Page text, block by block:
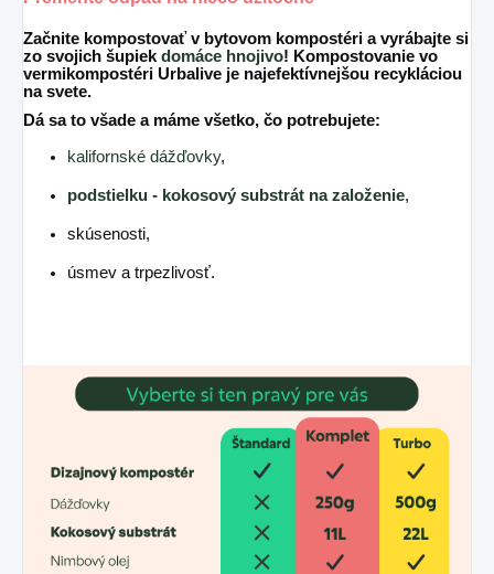
Začnite kompostovať v bytovom kompostéri a vyrábajte si
zo svojich šupiek domáce hnojivo! Kompostovanie vo
vermikompostéri Urbalive je najefektívnejšou recykláciou
na svete.
Dá sa to všade a máme všetko, čo potrebujete:
kalifornské dážďovky,
podstielku - kokosový substrát na založenie,
skúsenosti,
úsmev a trpezlivosť.